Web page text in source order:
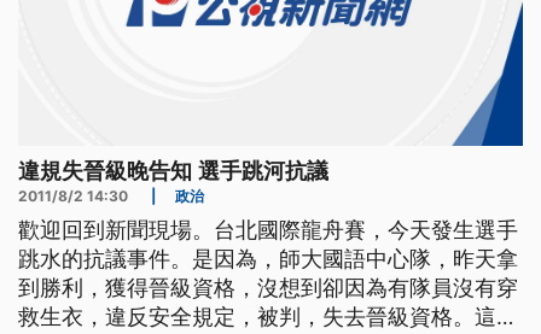
違規失晉級晚告知 選手跳河抗議
2011/8/2 14:30 政治
歡迎回到新聞現場。台北國際龍舟賽，今天發生選手
跳水的抗議事件。是因為，師大國語中心隊，昨天拿
到勝利，獲得晉級資格，沒想到卻因為有隊員沒有穿
救生衣，違反安全規定，被判，失去晉級資格。這個